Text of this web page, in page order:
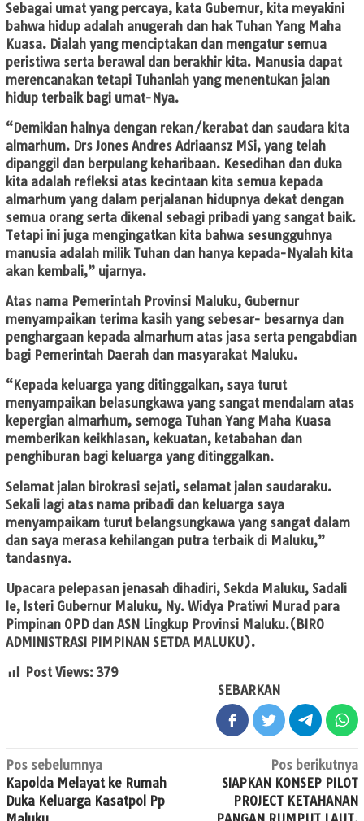
Sebagai umat yang percaya, kata Gubernur, kita meyakini
bahwa hidup adalah anugerah dan hak Tuhan Yang Maha
Kuasa. Dialah yang menciptakan dan mengatur semua
peristiwa serta berawal dan berakhir kita. Manusia dapat
merencanakan tetapi Tuhanlah yang menentukan jalan
hidup terbaik bagi umat-Nya.
“Demikian halnya dengan rekan/kerabat dan saudara kita
almarhum. Drs Jones Andres Adriaansz MSi, yang telah
dipanggil dan berpulang keharibaan. Kesedihan dan duka
kita adalah refleksi atas kecintaan kita semua kepada
almarhum yang dalam perjalanan hidupnya dekat dengan
semua orang serta dikenal sebagi pribadi yang sangat baik.
Tetapi ini juga mengingatkan kita bahwa sesungguhnya
manusia adalah milik Tuhan dan hanya kepada-Nyalah kita
akan kembali,” ujarnya.
Atas nama Pemerintah Provinsi Maluku, Gubernur
menyampaikan terima kasih yang sebesar- besarnya dan
penghargaan kepada almarhum atas jasa serta pengabdian
bagi Pemerintah Daerah dan masyarakat Maluku.
“Kepada keluarga yang ditinggalkan, saya turut
menyampaikan belasungkawa yang sangat mendalam atas
kepergian almarhum, semoga Tuhan Yang Maha Kuasa
memberikan keikhlasan, kekuatan, ketabahan dan
penghiburan bagi keluarga yang ditinggalkan.
Selamat jalan birokrasi sejati, selamat jalan saudaraku.
Sekali lagi atas nama pribadi dan keluarga saya
menyampaikam turut belangsungkawa yang sangat dalam
dan saya merasa kehilangan putra terbaik di Maluku,”
tandasnya.
Upacara pelepasan jenasah dihadiri, Sekda Maluku, Sadali
Ie, Isteri Gubernur Maluku, Ny. Widya Pratiwi Murad para
Pimpinan OPD dan ASN Lingkup Provinsi Maluku.(BIRO
ADMINISTRASI PIMPINAN SETDA MALUKU).
Post Views: 379
SEBARKAN
Navigasi
pos
Pos sebelumnya
Kapolda Melayat ke Rumah
Duka Keluarga Kasatpol Pp
Pos berikutnya
SIAPKAN KONSEP PILOT
PROJECT KETAHANAN